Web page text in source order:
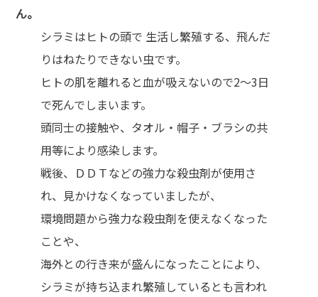
ん。
シラミはヒトの頭で 生活し繁殖する、飛んだ
りはねたりできない虫です。
ヒトの肌を離れると血が吸えないので2～3日
で死んでしまいます。
頭同士の接触や、タオル・帽子・ブラシの共
用等により感染します。
戦後、ＤＤＴなどの強力な殺虫剤が使用さ
れ、見かけなくなっていましたが、
環境問題から強力な殺虫剤を使えなくなった
ことや、
海外との行き来が盛んになったことにより、
シラミが持ち込まれ繁殖しているとも言われ